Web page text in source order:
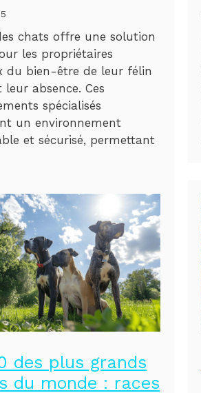
chats offre une solution
les propriétaires
du bien-être de leur félin
absence. Ces
spécialisés
un environnement
et sécurisé, permettant
des plus grands
du monde : races